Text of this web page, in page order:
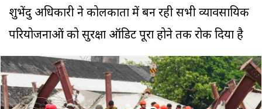
शुभेंदु अधिकारी ने कोलकाता में बन रही सभी व्यावसायिक
परियोजनाओं को सुरक्षा ऑडिट पूरा होने तक रोक दिया है